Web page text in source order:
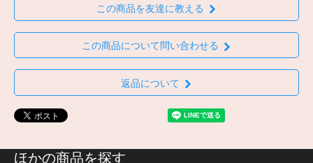
この商品を友達に教える
この商品について問い合わせる
返品について
ほかの商品を探す